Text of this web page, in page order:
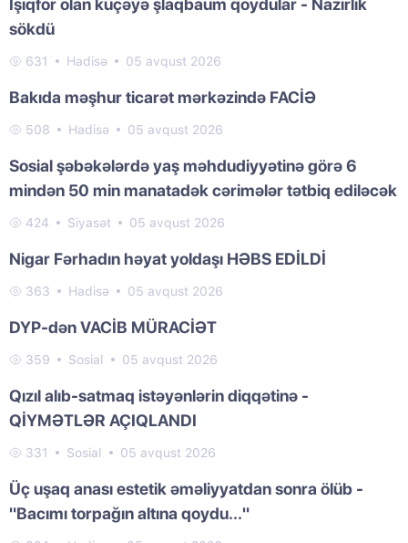
İşıqfor olan küçəyə şlaqbaum qoydular - Nazirlik
sökdü
631 Hadisə 05 avqust 2026
Bakıda məşhur ticarət mərkəzində FACİƏ
508 Hadisə 05 avqust 2026
Sosial şəbəkələrdə yaş məhdudiyyətinə görə 6
mindən 50 min manatadək cərimələr tətbiq ediləcək
424 Siyasət 05 avqust 2026
Nigar Fərhadın həyat yoldaşı HƏBS EDİLDİ
363 Hadisə 05 avqust 2026
DYP-dən VACİB MÜRACİƏT
359 Sosial 05 avqust 2026
Qızıl alıb-satmaq istəyənlərin diqqətinə -
QİYMƏTLƏR AÇIQLANDI
331 Sosial 05 avqust 2026
Üç uşaq anası estetik əməliyyatdan sonra ölüb -
"Bacımı torpağın altına qoydu..."